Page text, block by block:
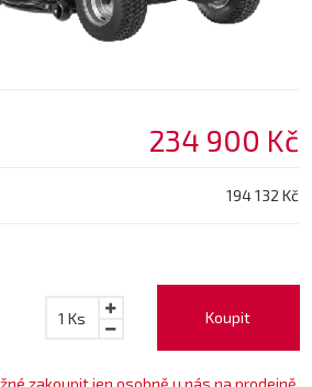
234 900 Kč
194 132 Kč
Koupit
1 Ks
zakoupit jen osobně u nás na prodejně.